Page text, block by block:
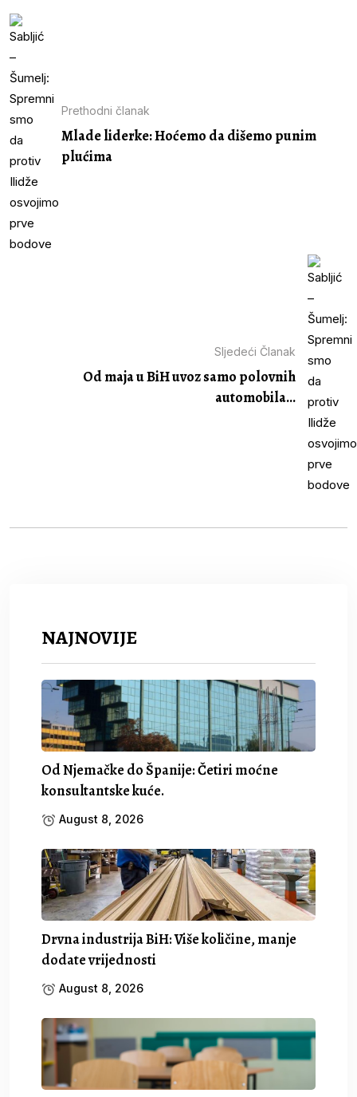
Prethodni članak
Mlade liderke: Hoćemo da dišemo punim
plućima
Sljedeći Članak
Od maja u BiH uvoz samo polovnih
automobila...
NAJNOVIJE
Od Njemačke do Španije: Četiri moćne
konsultantske kuće.
August 8, 2026
Drvna industrija BiH: Više količine, manje
dodate vrijednosti
August 8, 2026